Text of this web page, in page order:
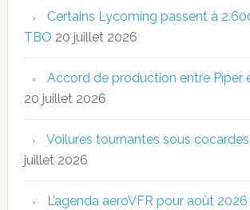
Certains Lycoming passent à
TBO 20 juillet 2026
Accord de production entre Piper
20 juillet 2026
Voilures tournantes sous
juillet 2026
L’agenda aeroVFR pour août 2026